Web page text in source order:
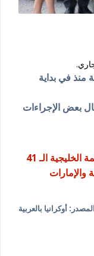
منذ في بداية
حاليًا باستكمال بعض الإجراءات
رحّب بنتائج القمة الخليجية الـ 41
والإمارات
المصدر: أوكرانيا بالعربية